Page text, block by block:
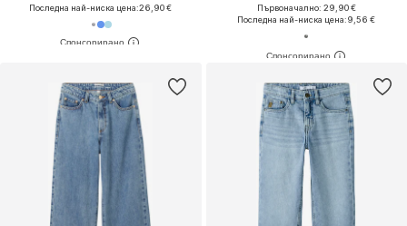
Последна най-ниска цена:26,90 €
Първоначално: 29,90 €
Последна най-ниска цена:9,56 €